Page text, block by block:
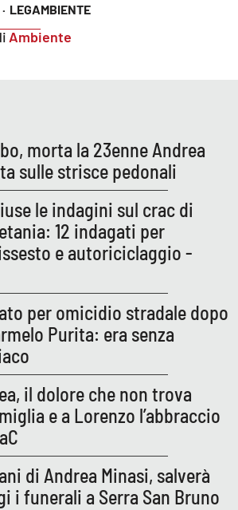
Grippo
LEGAMBIENTE
Ambiente
morta la 23enne Andrea
sulle strisce pedonali
le indagini sul crac di
12 indagati per
e autoriciclaggio -
per omicidio stradale dopo
Purita: era senza
il dolore che non trova
e a Lorenzo l’abbraccio
di Andrea Minasi, salverà
i funerali a Serra San Bruno